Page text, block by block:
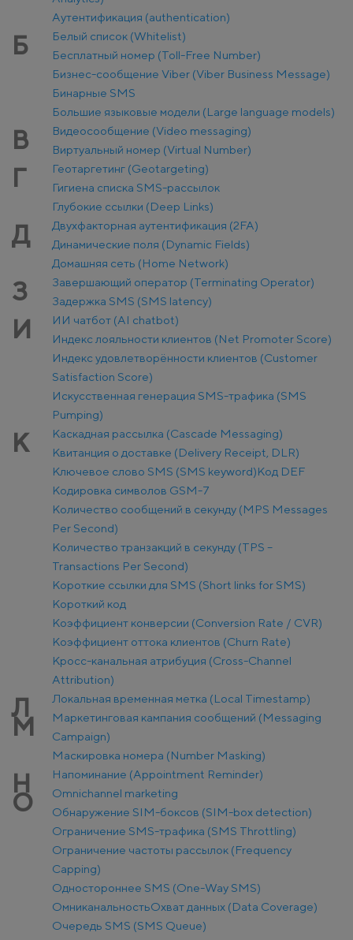
Аутентификация (authentication)
Б
Белый список (Whitelist)
Бесплатный номер (Toll-Free Number)
Бизнес-сообщение Viber (Viber Business Message)
Бинарные SMS
Большие языковые модели (Large language models)
В
Видеосообщение (Video messaging)
Виртуальный номер (Virtual Number)
Г
Геотаргетинг (Geotargeting)
Гигиена списка SMS-рассылок
Глубокие ссылки (Deep Links)
Д
Двухфакторная аутентификация (2FA)
Динамические поля (Dynamic Fields)
Домашняя сеть (Home Network)
З
Завершающий оператор (Terminating Operator)
Задержка SMS (SMS latency)
И
ИИ чатбот (AI chatbot)
Индекс лояльности клиентов (Net Promoter Score)
Индекс удовлетворённости клиентов (Customer
Satisfaction Score)
Искусственная генерация SMS-трафика (SMS
Pumping)
К
Каскадная рассылка (Cascade Messaging)
Квитанция о доставке (Delivery Receipt, DLR)
Ключевое слово SMS (SMS keyword)Код DEF
Кодировка символов GSM-7
Количество сообщений в секунду (MPS Messages
Per Second)
Количество транзакций в секунду (TPS –
Transactions Per Second)
Короткие ссылки для SMS (Short links for SMS)
Короткий код
Коэффициент конверсии (Conversion Rate / CVR)
Коэффициент оттока клиентов (Churn Rate)
Кросс-канальная атрибуция (Cross-Channel
Attribution)
Л Локальная временная метка (Local Timestamp)
М
Маркетинговая кампания сообщений (Messaging
Campaign)
Маскировка номера (Number Masking)
Н Напоминание (Appointment Reminder)
О
Оmnichannel marketing
Обнаружение SIM-боксов (SIM-box detection)
Ограничение SMS-трафика (SMS Throttling)
Ограничение частоты рассылок (Frequency
Capping)
Одностороннее SMS (One-Way SMS)
ОмниканальностьОхват данных (Data Coverage)
Очередь SMS (SMS Queue)